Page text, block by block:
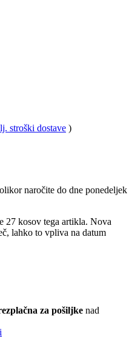
stroški dostave )
naročite do dne ponedeljek
27 kosov tega artikla. Nova
lahko to vpliva na datum
za pošiljke nad